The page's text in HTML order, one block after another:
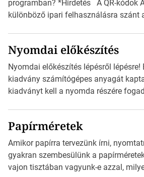
programban? *Hirdetés A QR-kódok
különböző ipari felhasználásra szánt
okostelefonjára telepíthet egy QR-kód-
alkalmazást, ami leolvasni és
információt és átirányítja a telefon
weblapjára. A QR-kód beolvasása
Nyomdai előkészítés
Nyomdai előkészítés lépésről lépésre!
kiadvány számítógépes anyagát
kiadványt kell a nyomda részére
Illustratorban készült vektorgrafika.
esetben konzultáljunk a nyomdával,
nyomdai előkészítést!Nehogy az
derüljön ki, hogy valamit másképp
Papírméretek
Amikor papírra tervezünk írni,
gyakran szembesülünk a
vajon tisztában vagyunk-e azzal,